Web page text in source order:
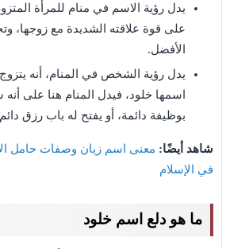
يدل رؤية الاسم في منام للمرأة
على قوة علاقته الشديدة مع زوجها،
الأفضل.
يدل رؤية الشخص في المنام، أنه
اسمها خلود، فيدل المنام هنا على
بوظيفة دائمة، أو يفتح له باب رزق
شاهد أيضًا: معنى اسم زيان وصفات حامل
في الإسلام
ما هو دلع اسم خلود